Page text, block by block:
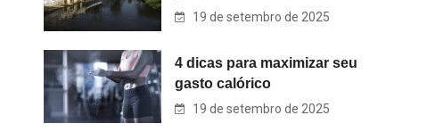
19 de setembro de 2025
4 dicas para maximizar seu
gasto calórico
19 de setembro de 2025